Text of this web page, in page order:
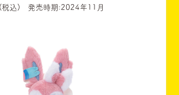
税込) 発売時期:2024年11月